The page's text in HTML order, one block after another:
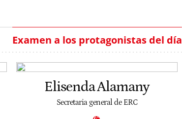
Examen a los protagonistas del día
Elisenda Alamany
Secretaria general de ERC